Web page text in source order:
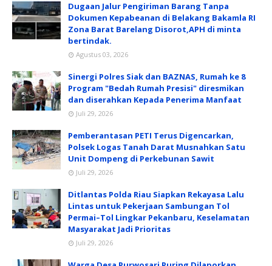
Dugaan Jalur Pengiriman Barang Tanpa
Dokumen Kepabeanan di Belakang Bakamla RI
Zona Barat Barelang Disorot,APH di minta
bertindak.
Agustus 03, 2026
Sinergi Polres Siak dan BAZNAS, Rumah ke 8
Program "Bedah Rumah Presisi" diresmikan
dan diserahkan Kepada Penerima Manfaat
Juli 29, 2026
Pemberantasan PETI Terus Digencarkan,
Polsek Logas Tanah Darat Musnahkan Satu
Unit Dompeng di Perkebunan Sawit
Juli 29, 2026
Ditlantas Polda Riau Siapkan Rekayasa Lalu
Lintas untuk Pekerjaan Sambungan Tol
Permai–Tol Lingkar Pekanbaru, Keselamatan
Masyarakat Jadi Prioritas
Juli 29, 2026